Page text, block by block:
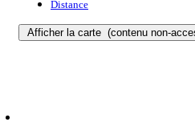
Distance
Afficher la carte (contenu non-